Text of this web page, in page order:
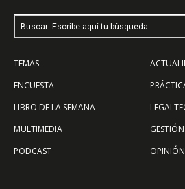
Buscar: Escribe aquí tu búsqueda
TEMAS
ENCUESTA
LIBRO DE LA SEMANA
MULTIMEDIA
PODCAST
OPINIÓN